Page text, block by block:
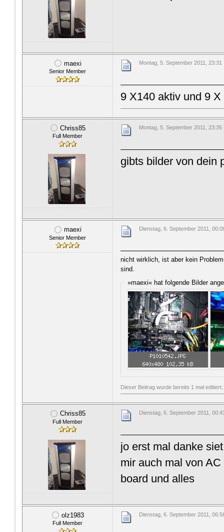
maexi
Senior Member
Montag, 5. September 2011, 23:31
9 X140 aktiv und 9
Chriss85
Full Member
Montag, 5. September 2011, 23:35
gibts bilder von dein
maexi
Senior Member
Dienstag, 6. September 2011,
nicht wirklich, ist aber kein
sind.
»maexi« hat folgende Bilder
Dieser Beitrag wurde bereits 1 mal
Chriss85
Full Member
Dienstag, 6. September 2011,
jo erst mal danke
mir auch mal von
board und alles
olz1983
Full Member
Dienstag, 6. September 2011,